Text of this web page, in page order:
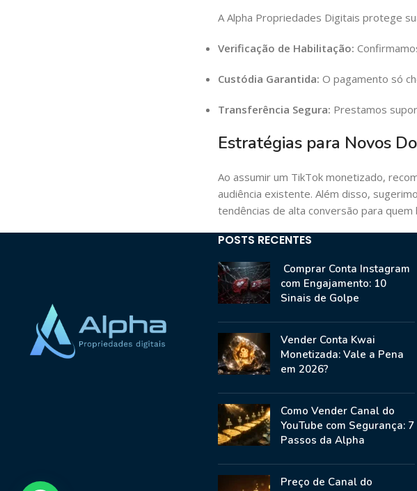
A Alpha Propriedades Digitais protege
Verificação de Habilitação:
Custódia Garantida: O pagamento só
Transferência Segura: Prestamos
Estratégias para Novos
Ao assumir um TikTok monetizado,
audiência existente. Além disso,
tendências de alta conversão para
POSTS RECENTES
Comprar Conta Instagram
com Engajamento: 10
Sinais de Golpe
Vender Conta Kwai
Monetizada: Vale a Pena
em 2026?
Como Vender Canal do
YouTube com Segurança: 7
Passos da Alpha
Preço de Canal do